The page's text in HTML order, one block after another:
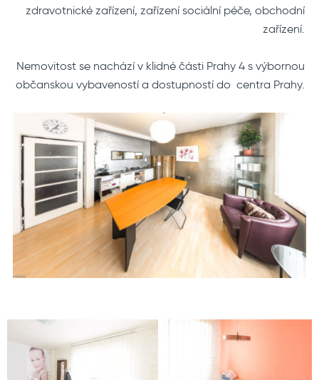
zdravotnické zařízení, zařízení sociální péče, obchodní
zařízení.
Nemovitost se nachází v klidné části Prahy 4 s výbornou
občanskou vybaveností a dostupností do centra Prahy.